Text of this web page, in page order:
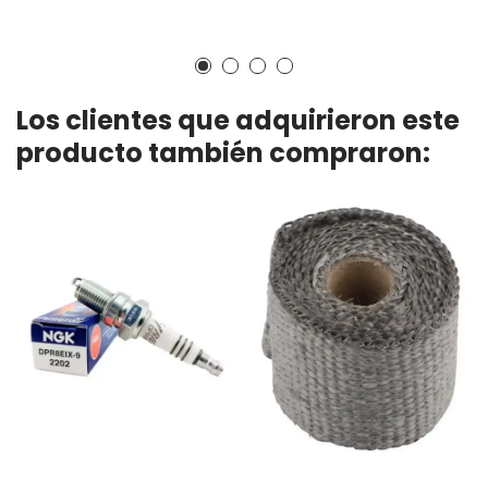
Los clientes que adquirieron este
producto también compraron: